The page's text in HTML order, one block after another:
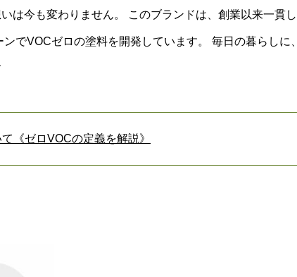
は今も変わりません。 このブランドは、創業以来一貫し
でVOCゼロの塗料を開発しています。 毎日の暮らしに、
《ゼロVOCの定義を解説》